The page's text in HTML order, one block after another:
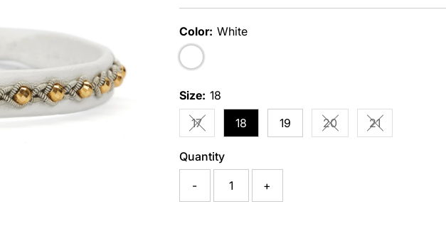
Price
Color: White
Size: 18
17Variant sold out or unavailable
18 19 20Variant sold out or
21
Variant sold
Quantity
- +